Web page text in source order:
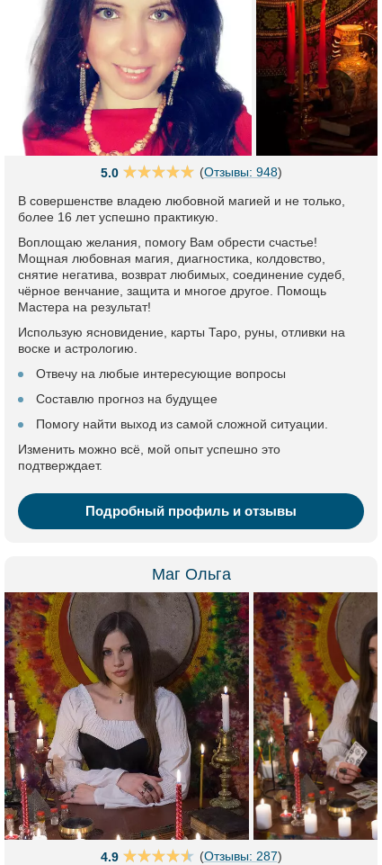
5.0 (Отзывы: 948)
В совершенстве владею любовной магией и не только,
более 16 лет успешно практикую.
Воплощаю желания, помогу Вам обрести счастье!
Мощная любовная магия, диагностика, колдовство,
снятие негатива, возврат любимых, соединение судеб,
чёрное венчание, защита и многое другое. Помощь
Мастера на результат!
Использую ясновидение, карты Таро, руны, отливки на
воске и астрологию.
Отвечу на любые интересующие вопросы
Составлю прогноз на будущее
Помогу найти выход из самой сложной ситуации.
Изменить можно всё, мой опыт успешно это
подтверждает.
Подробный профиль и отзывы
Маг Ольга
4.9 (Отзывы: 287)